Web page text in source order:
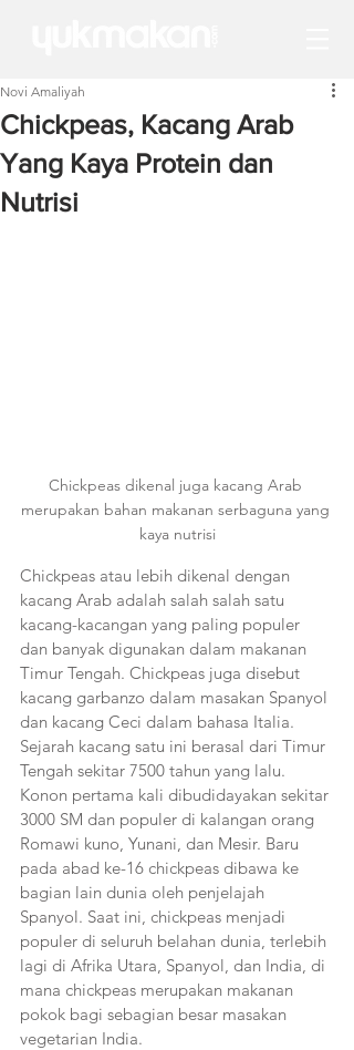
Chickpeas, Kacang Arab
Yang Kaya Protein dan
Nutrisi
Novi Amaliyah
Chickpeas dikenal juga kacang Arab
merupakan bahan makanan serbaguna yang
kaya nutrisi
Chickpeas atau lebih dikenal dengan
kacang Arab adalah salah salah satu
kacang-kacangan yang paling populer
dan banyak digunakan dalam makanan
Timur Tengah. Chickpeas juga disebut
kacang garbanzo dalam masakan Spanyol
dan kacang Ceci dalam bahasa Italia.
Sejarah kacang satu ini berasal dari Timur
Tengah sekitar 7500 tahun yang lalu.
Konon pertama kali dibudidayakan sekitar
3000 SM dan populer di kalangan orang
Romawi kuno, Yunani, dan Mesir. Baru
pada abad ke-16 chickpeas dibawa ke
bagian lain dunia oleh penjelajah
Spanyol. Saat ini, chickpeas menjadi
populer di seluruh belahan dunia, terlebih
lagi di Afrika Utara, Spanyol, dan India, di
mana chickpeas merupakan makanan
pokok bagi sebagian besar masakan
vegetarian India.